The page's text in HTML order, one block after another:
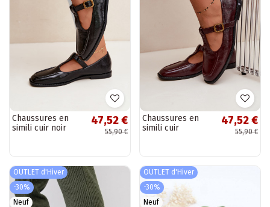
Chaussures en
simili cuir noir
47,52 €
55,90 €
Chaussures en
simili cuir
47,52 €
55,90 €
OUTLET d'Hiver
-30%
Neuf
OUTLET d'Hiver
-30%
Neuf